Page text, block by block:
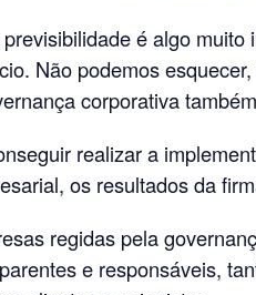
é algo
Não podemos
corporativa
realizar a
os resultados da
regidas pela
e responsáveis,